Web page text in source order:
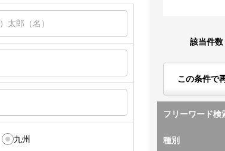
九州
該当件数
この条件で
フリーワード検
種別